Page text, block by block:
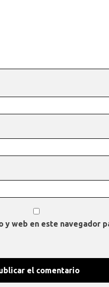
y web en este navegador